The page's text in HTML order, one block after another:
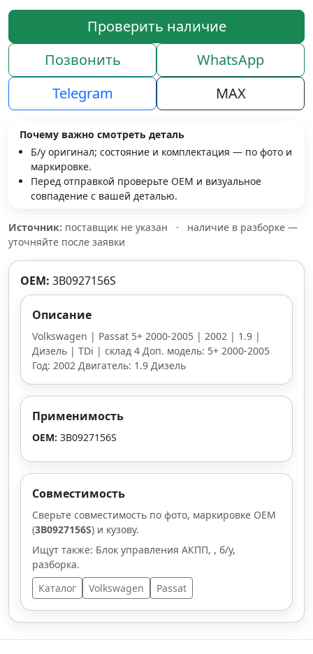
Проверить наличие
Позвонить
WhatsApp
Telegram
MAX
Почему важно смотреть деталь
Б/у оригинал; состояние и комплектация — по фото и
маркировке.
Перед отправкой проверьте OEM и визуальное
совпадение с вашей деталью.
Источник: поставщик не указан ·
наличие в разборке —
уточняйте после заявки
OEM: 3B0927156S
Описание
Volkswagen | Passat 5+ 2000-2005 | 2002 | 1.9 |
Дизель | TDi | склад 4 Доп. модель: 5+ 2000-2005
Год: 2002 Двигатель: 1.9 Дизель
Применимость
OEM: 3B0927156S
Совместимость
Сверьте совместимость по фото, маркировке OEM
(3B0927156S) и кузову.
Ищут также: Блок управления АКПП, , б/у,
разборка.
Каталог
Volkswagen Passat